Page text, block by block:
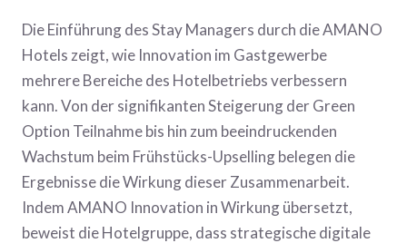
Die Einführung des Stay Managers durch die AMANO
Hotels zeigt, wie Innovation im Gastgewerbe
mehrere Bereiche des Hotelbetriebs verbessern
kann. Von der signifikanten Steigerung der Green
Option Teilnahme bis hin zum beeindruckenden
Wachstum beim Frühstücks-Upselling belegen die
Ergebnisse die Wirkung dieser Zusammenarbeit.
Indem AMANO Innovation in Wirkung übersetzt,
beweist die Hotelgruppe, dass strategische digitale